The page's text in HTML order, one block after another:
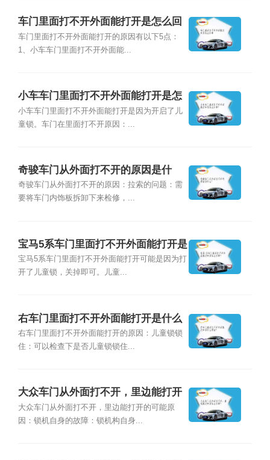
车门里面打不开外面能打开是怎么回
事
车门里面打不开外面能打开的原因有以下5点：
1、小车车门里面打不开外面能...
小车车门里面打不开外面能打开是怎
么回事？
小车车门里面打不开外面能打开是因为开启了儿
童锁。车门在里面打不开原因：...
奇骏车门从外面打不开的原因是什
么？
奇骏车门从外面打不开的原因：拉索的问题：需
要将车门内饰板拆卸下来检修，...
宝马5系车门里面打不开外面能打开是
怎么回事？
宝马5系车门里面打不开外面能打开可能是因为打
开了儿童锁，关掉即可。儿童...
右车门里面打不开外面能打开是什么
原因？
右车门里面打不开外面能打开的原因：儿童锁锁
住：可以检查下是否儿童锁锁住...
大众车门从外面打不开，里边能打开
是怎么回事？
大众车门从外面打不开，里边能打开的可能原
因：锁机自身的故障：锁机构自身...